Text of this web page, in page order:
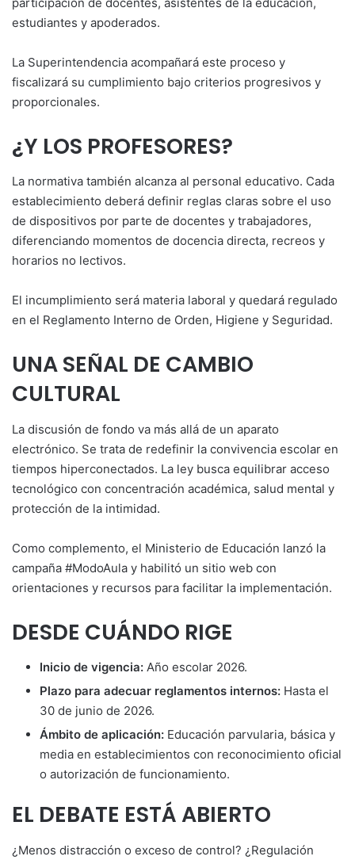
estudiantes y apoderados.
La Superintendencia acompañará este proceso y
fiscalizará su cumplimiento bajo criterios progresivos y
proporcionales.
¿Y LOS PROFESORES?
La normativa también alcanza al personal educativo. Cada
establecimiento deberá definir reglas claras sobre el uso
de dispositivos por parte de docentes y trabajadores,
diferenciando momentos de docencia directa, recreos y
horarios no lectivos.
El incumplimiento será materia laboral y quedará regulado
en el Reglamento Interno de Orden, Higiene y Seguridad.
UNA SEÑAL DE CAMBIO
CULTURAL
La discusión de fondo va más allá de un aparato
electrónico. Se trata de redefinir la convivencia escolar en
tiempos hiperconectados. La ley busca equilibrar acceso
tecnológico con concentración académica, salud mental y
protección de la intimidad.
Como complemento, el Ministerio de Educación lanzó la
campaña #ModoAula y habilitó un sitio web con
orientaciones y recursos para facilitar la implementación.
DESDE CUÁNDO RIGE
Inicio de vigencia: Año escolar 2026.
Plazo para adecuar reglamentos internos: Hasta el
30 de junio de 2026.
Ámbito de aplicación: Educación parvularia, básica y
media en establecimientos con reconocimiento oficial
o autorización de funcionamiento.
EL DEBATE ESTÁ ABIERTO
¿Menos distracción o exceso de control? ¿Regulación